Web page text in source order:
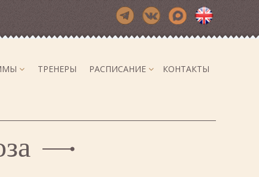
ТРЕНЕРЫ РАСПИСАНИЕ КОНТАКТЫ